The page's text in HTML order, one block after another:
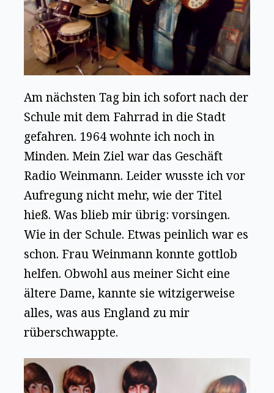
Am nächsten Tag bin ich sofort nach der
Schule mit dem Fahrrad in die Stadt
gefahren. 1964 wohnte ich noch in
Minden. Mein Ziel war das Geschäft
Radio Weinmann. Leider wusste ich vor
Aufregung nicht mehr, wie der Titel
hieß. Was blieb mir übrig: vorsingen.
Wie in der Schule. Etwas peinlich war es
schon. Frau Weinmann konnte gottlob
helfen. Obwohl aus meiner Sicht eine
ältere Dame, kannte sie witzigerweise
alles, was aus England zu mir
rüberschwappte.